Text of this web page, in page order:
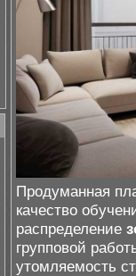
Продуманная
качество
распределение
групповой
утомляемость